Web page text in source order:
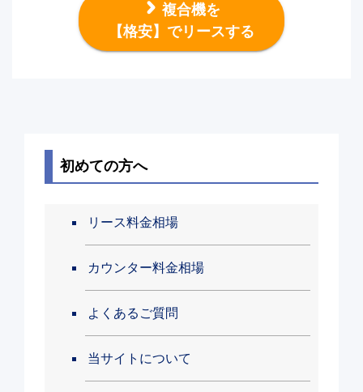
複合機を
【格安】でリースする
初めての方へ
リース料金相場
カウンター料金相場
よくあるご質問
当サイトについて